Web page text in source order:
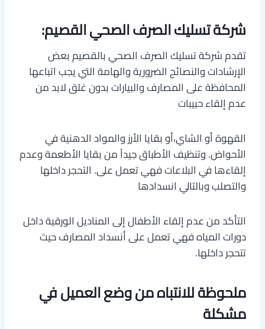
شركة تسليك الصرف الصحي القصيم:
تقدم شركة تسليك الصرف الصحي بالقصيم بعض
الإرشادات والنصائح الضرورية والهامة التي يجب اتباعها
المحافظة على المصارف والبيارات بدون غلق لابد من
عدم إلقاء حبيبات
القهوة أو الشاي،أو بقايا الأرز والمواد الدهنية في
الأحواض. وتنظيف الأطباق جيداً من بقايا الأطعمة وعدم
إلقاءها في البلاعات فهي تعمل على. التحجر داخلها
والتصلب وبالتالي انسدادها
التأكد من عدم إلقاء الأطفال إلى المناديل الورقية داخل
دورات المياه فهي تعمل على أنسداد المصارف حيث
تتحجر داخلها.
ملحوظة للانتباه من وضع العميل في
مشكلة